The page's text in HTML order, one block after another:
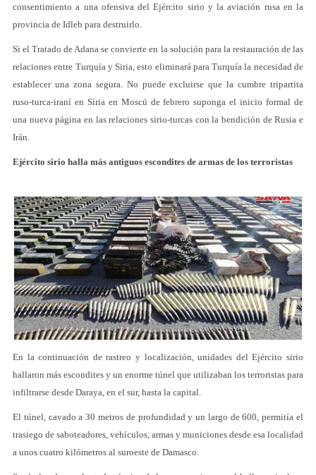
consentimiento a una ofensiva del Ejército sirio y la aviación rusa en la
provincia de Idleb para destruirlo.
Si el Tratado de Adana se convierte en la solución para la restauración de las
relaciones entre Turquía y Siria, esto eliminará para Turquía la necesidad de
establecer una zona segura. No puede excluirse que la cumbre tripartita
ruso-turca-iraní en Siria en Moscú de febrero suponga el inicio formal de
una nueva página en las relaciones sirio-turcas con la bendición de Rusia e
Irán.
Ejército sirio halla más antiguos escondites de armas de los terroristas
En la continuación de rastreo y localización, unidades del Ejército sirio
hallaron más escondites y un enorme túnel que utilizaban los terroristas para
infiltrarse desde Daraya, en el sur, hasta la capital.
El túnel, cavado a 30 metros de profundidad y un largo de 600, permitía el
trasiego de saboteadores, vehículos, armas y municiones desde esa localidad
a unos cuatro kilómetros al suroeste de Damasco.